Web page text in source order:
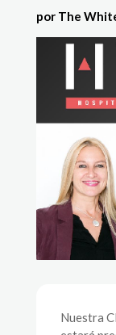
por The
Nuestra